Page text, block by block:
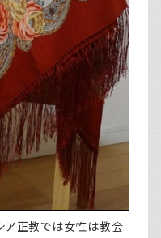
ア正教では女性は教会